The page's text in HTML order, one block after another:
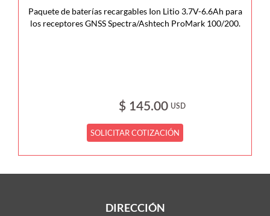
Paquete de baterías recargables Ion Litio 3.7V-6.6Ah para
los receptores GNSS Spectra/Ashtech ProMark 100/200.
$ 145.00 USD
SOLICITAR COTIZACIÓN
DIRECCIÓN